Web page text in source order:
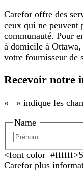
Carefor offre des
ceux qui ne peuvent
communauté. Pour
à domicile à
votre fournisseur de
Recevoir notre
«
» indique les
Name
<font
Carefor plus